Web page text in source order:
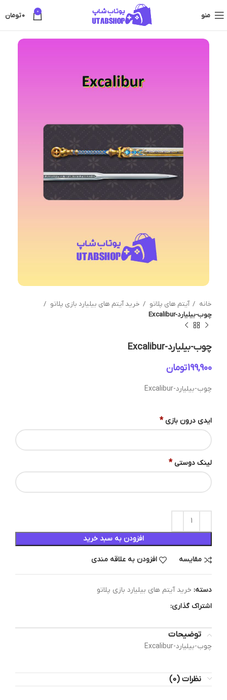
منو 0
0تومان
خانه آیتم های پلاتو
خرید آیتم های بیلیارد بازی پلاتو
چوب-بیلیارد-Excalibur
چوب-بیلیارد-Excalibur
تومان
چوب-بیلیارد-Excalibur
ایدی درون بازی *
لینک دوستی *
افزودن به سبد خرید
مقایسه افزودن به علاقه مندی
دسته: خرید آیتم های بیلیارد بازی پلاتو
اشتراک گذاری:
توضیحات
چوب-بیلیارد-Excalibur
نظرات (0)